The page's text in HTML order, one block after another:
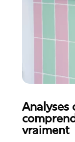
Analyses
vraiment